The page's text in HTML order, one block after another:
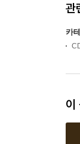
관
카
이